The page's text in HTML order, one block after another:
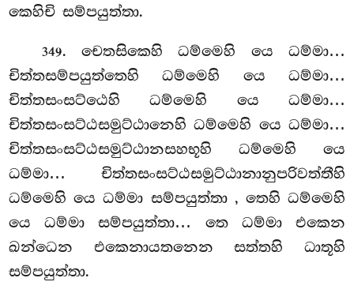
කෙහිචි සම්පයුත්තා.
349. චෙතසිකෙහිධම්මෙහි යෙ ධම්මා…
චිත්තසම්පයුත්තෙහි ධම්මෙහි යෙ ධම්මා…
චිත්තසංසට්ඨෙහි ධම්මෙහි යෙ ධම්මා…
චිත්තසංසට්ඨසමුට්ඨානෙහි ධම්මෙහි යෙ ධම්මා…
චිත්තසංසට්ඨසමුට්ඨානසහභූහි ධම්මෙහි යෙ
ධම්මා… චිත්තසංසට්ඨසමුට්ඨානානුපරිවත්තීහි
ධම්මෙහි යෙ ධම්මා සම්පයුත්තා , තෙහි ධම්මෙහි
යෙ ධම්මා සම්පයුත්තා… තෙ ධම්මා එකෙන
ඛන්ධෙන එකෙනායතනෙන සත්තහි ධාතූහි
සම්පයුත්තා.